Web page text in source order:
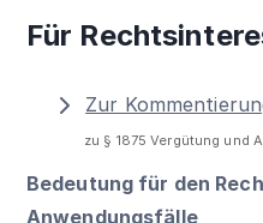
Für
Zur
zu § 1875 Vergütung und
Bedeutung für den
Anwendungsfälle